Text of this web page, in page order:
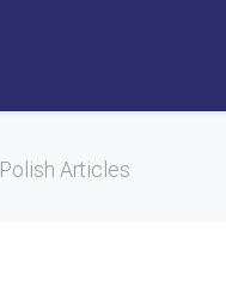
Polish Articles